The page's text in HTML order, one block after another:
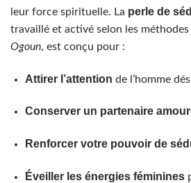
leur force spirituelle. La perle de
travaillé et activé selon les méthodes
Ogoun, est conçu pour :
Attirer l’attention de l’homme
Conserver un partenaire
Renforcer votre pouvoir de
Éveiller les énergies féminines